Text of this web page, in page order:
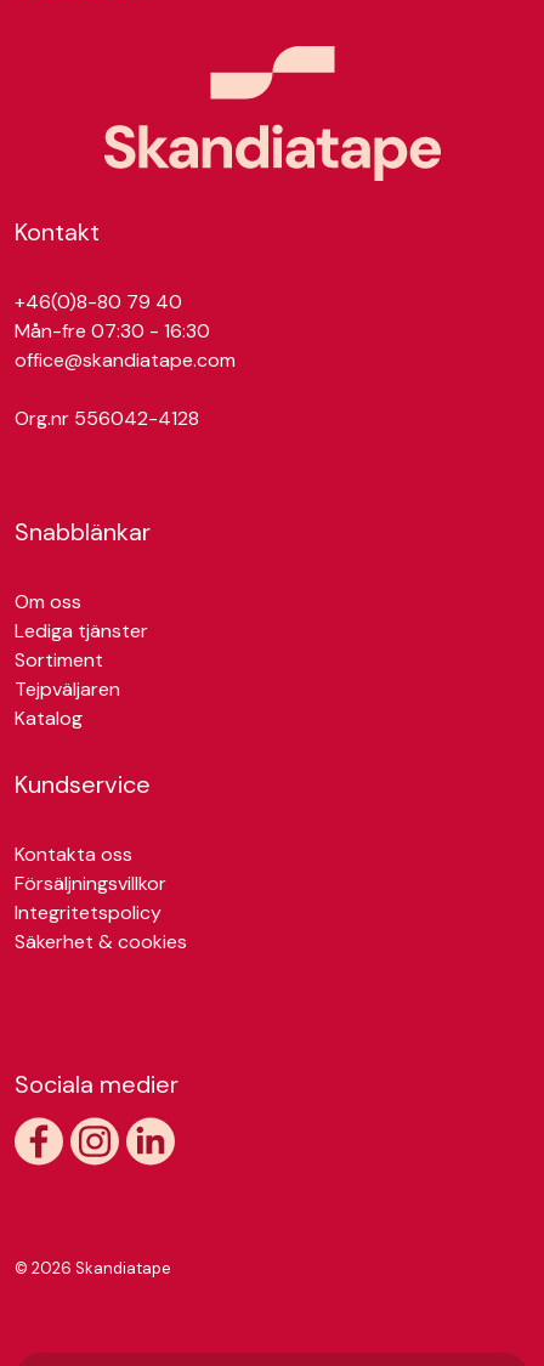
Kontakt
+46(0)8-80 79 40
Mån-fre 07:30 - 16:30
office@skandiatape.com
Org.nr 556042-4128
Snabblänkar
Om oss
Lediga tjänster
Sortiment
Tejpväljaren
Katalog
Kundservice
Kontakta oss
Försäljningsvillkor
Integritetspolicy
Säkerhet & cookies
Sociala medier
© 2026 Skandiatape